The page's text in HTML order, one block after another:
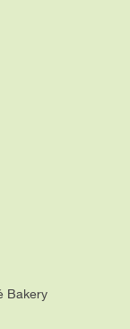
Bakery